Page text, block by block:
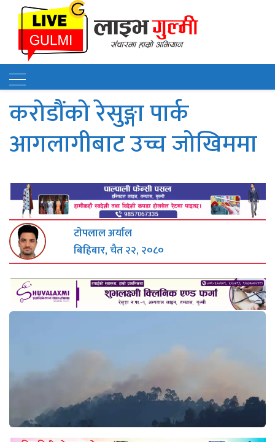
करोडौंको रेसुङ्गा पार्क
आगलागीबाट उच्च जोखिममा
टाेपलाल अर्याल
बिहिबार, चैत २२, २०८०